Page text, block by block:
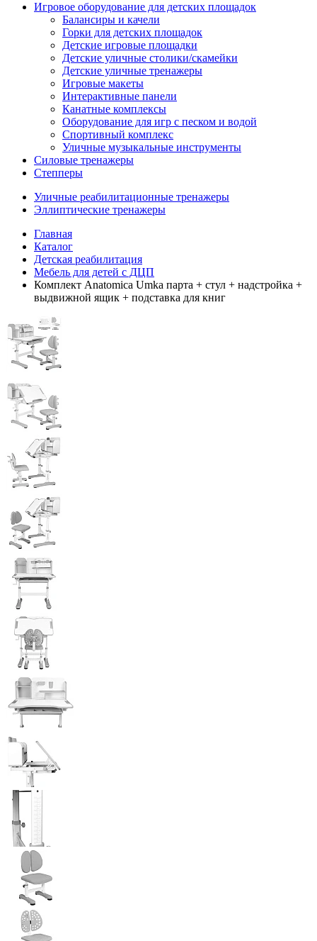
Игровое оборудование для детских площадок
Балансиры и качели
Горки для детских площадок
Детские игровые площадки
Детские уличные столики/скамейки
Детские уличные тренажеры
Игровые макеты
Интерактивные панели
Канатные комплексы
Оборудование для игр с песком и водой
Спортивный комплекс
Уличные музыкальные инструменты
Силовые тренажеры
Степперы
Уличные реабилитационные тренажеры
Эллиптические тренажеры
Главная
Каталог
Детская реабилитация
Мебель для детей с ДЦП
Комплект Anatomica Umka парта + стул + надстройка +
выдвижной ящик + подставка для книг